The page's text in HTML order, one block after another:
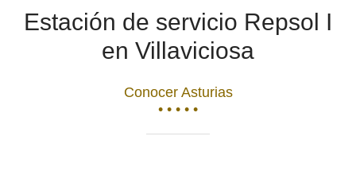
Estación de servicio Repsol I
en Villaviciosa
Conocer Asturias
• • • • •